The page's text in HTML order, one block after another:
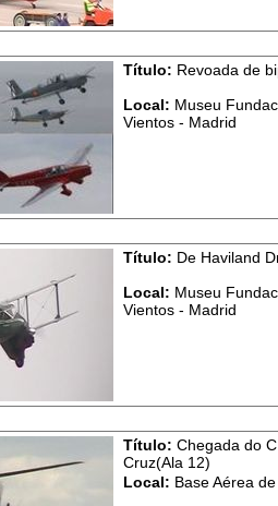
Título: Revoada de
Local: Museu
Vientos - Madrid
Título: De Haviland
Local: Museu
Vientos - Madrid
Título: Chegada do
Cruz(Ala 12)
Local: Base Aérea